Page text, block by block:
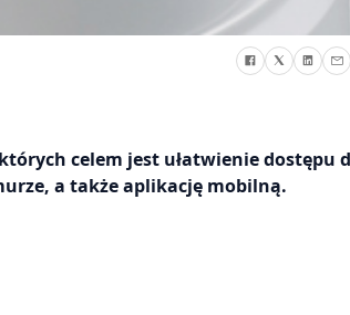
celem jest ułatwienie dostępu
a także aplikację mobilną.